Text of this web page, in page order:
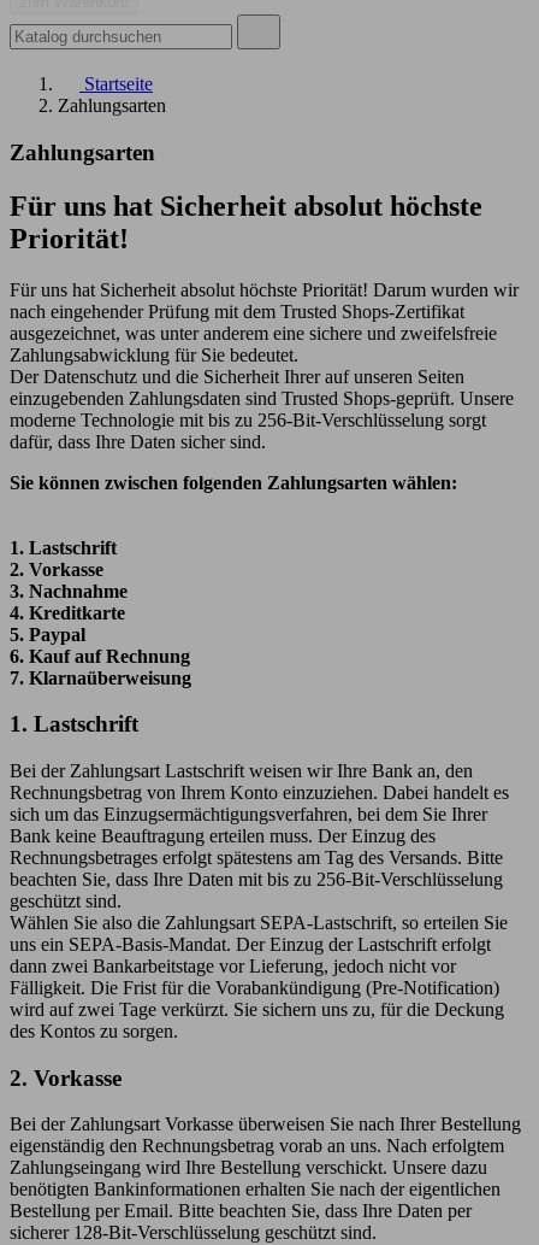
Startseite
Zahlungsarten
Zahlungsarten
Für uns hat Sicherheit absolut höchste
Priorität!
Für uns hat Sicherheit absolut höchste Priorität! Darum wurden wir
nach eingehender Prüfung mit dem Trusted Shops-Zertifikat
ausgezeichnet, was unter anderem eine sichere und zweifelsfreie
Zahlungsabwicklung für Sie bedeutet.
Der Datenschutz und die Sicherheit Ihrer auf unseren Seiten
einzugebenden Zahlungsdaten sind Trusted Shops-geprüft. Unsere
moderne Technologie mit bis zu 256-Bit-Verschlüsselung sorgt
dafür, dass Ihre Daten sicher sind.
Sie können zwischen folgenden Zahlungsarten wählen:
1. Lastschrift
2. Vorkasse
3. Nachnahme
4. Kreditkarte
5. Paypal
6. Kauf auf Rechnung
7. Klarnaüberweisung
1. Lastschrift
Bei der Zahlungsart Lastschrift weisen wir Ihre Bank an, den
Rechnungsbetrag von Ihrem Konto einzuziehen. Dabei handelt es
sich um das Einzugsermächtigungsverfahren, bei dem Sie Ihrer
Bank keine Beauftragung erteilen muss. Der Einzug des
Rechnungsbetrages erfolgt spätestens am Tag des Versands. Bitte
beachten Sie, dass Ihre Daten mit bis zu 256-Bit-Verschlüsselung
geschützt sind.
Wählen Sie also die Zahlungsart SEPA-Lastschrift, so erteilen Sie
uns ein SEPA-Basis-Mandat. Der Einzug der Lastschrift erfolgt
dann zwei Bankarbeitstage vor Lieferung, jedoch nicht vor
Fälligkeit. Die Frist für die Vorabankündigung (Pre-Notification)
wird auf zwei Tage verkürzt. Sie sichern uns zu, für die Deckung
des Kontos zu sorgen.
2. Vorkasse
Bei der Zahlungsart Vorkasse überweisen Sie nach Ihrer Bestellung
eigenständig den Rechnungsbetrag vorab an uns. Nach erfolgtem
Zahlungseingang wird Ihre Bestellung verschickt. Unsere dazu
benötigten Bankinformationen erhalten Sie nach der eigentlichen
Bestellung per Email. Bitte beachten Sie, dass Ihre Daten per
sicherer 128-Bit-Verschlüsselung geschützt sind.